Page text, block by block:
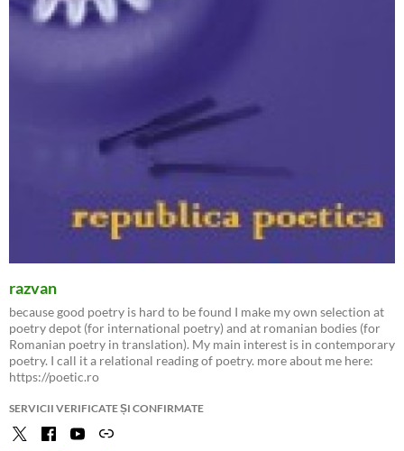
razvan
because good poetry is hard to be found I make my own selection at
poetry depot (for international poetry) and at romanian bodies (for
Romanian poetry in translation). My main interest is in contemporary
poetry. I call it a relational reading of poetry. more about me here:
https://poetic.ro
SERVICII VERIFICATE ȘI CONFIRMATE